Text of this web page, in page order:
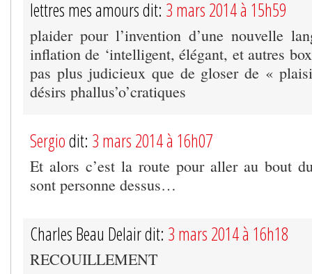
lettres mes amours dit: 3 mars 2014 à 15h59
plaider pour l’invention d’une nouvelle
inflation de ‘intelligent, élégant, et autres
pas plus judicieux que de gloser de «
désirs phallus’o’cratiques
Sergiodit: 3 mars 2014 à 16h07
Et alors c’est la route pour aller au bout
sont personne dessus…
Charles Beau Delair dit: 3 mars 2014 à 16h18
RECOUILLEMENT